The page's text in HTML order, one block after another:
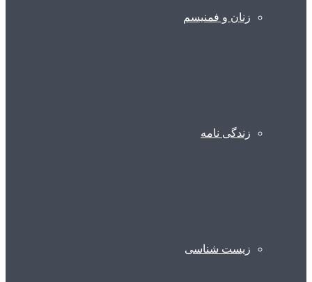
زنان و فمنیسم
زندگی نامه
زیست شناسی